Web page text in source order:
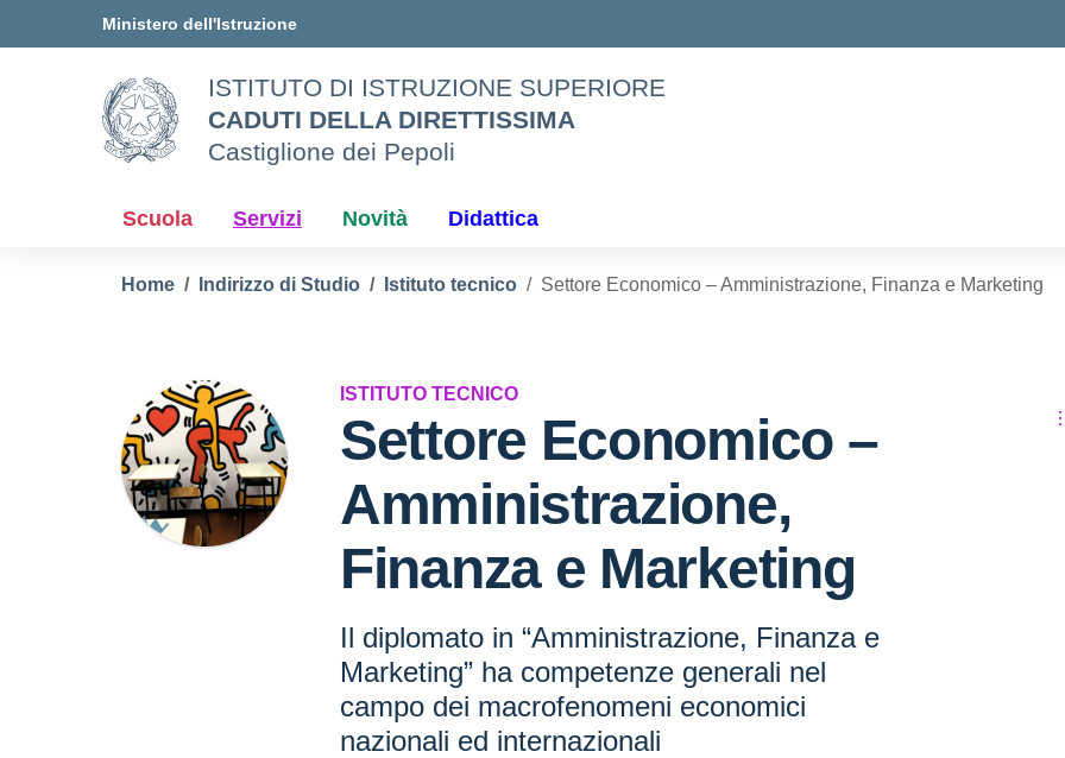
Ministero dell'Istruzione
ISTITUTO DI ISTRUZIONE SUPERIORE
CADUTI DELLA DIRETTISSIMA
Castiglione dei Pepoli
Scuola Servizi Novità Didattica
Home Indirizzo di Studio Istituto tecnico Settore Economico – Amministrazione, Finanza e Marketing
ISTITUTO TECNICO
Settore Economico –
Amministrazione,
Finanza e Marketing
Il diplomato in “Amministrazione, Finanza e
Marketing” ha competenze generali nel
campo dei macrofenomeni economici
nazionali ed internazionali